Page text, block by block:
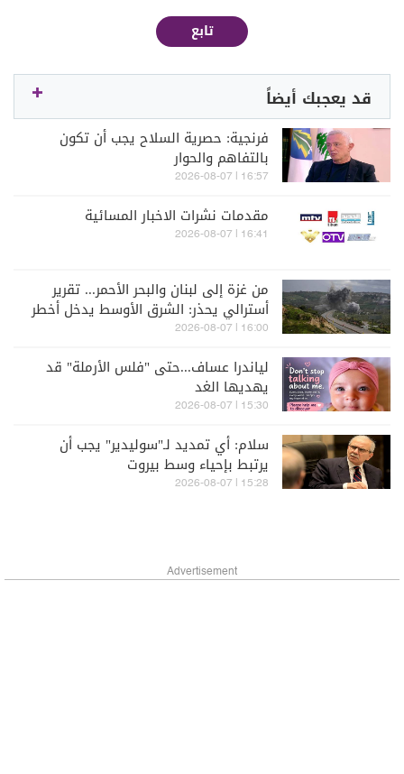
تابع
قد يعجبك أيضاً
فرنجية: حصرية السلاح يجب أن تكون
بالتفاهم والحوار
16:57 | 2026-08-07
مقدمات نشرات الاخبار المسائية
16:41 | 2026-08-07
من غزة إلى لبنان والبحر الأحمر... تقرير
أسترالي يحذر: الشرق الأوسط يدخل أخطر
مراحله
16:00 | 2026-08-07
لياندرا عساف...حتى "فلس الأرملة" قد
يهديها الغد
15:30 | 2026-08-07
سلام: أي تمديد لـ"سوليدير" يجب أن
يرتبط بإحياء وسط بيروت
15:28 | 2026-08-07
Advertisement